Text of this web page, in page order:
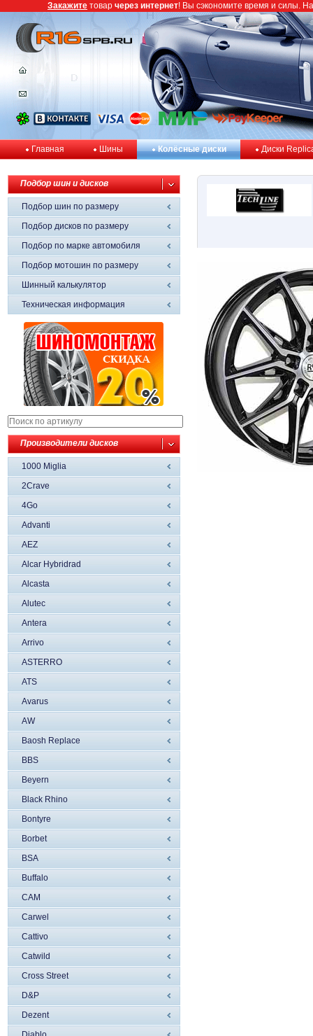
Главная Шины Колёсные диски Диски
Подбор шин и дисков
Подбор шин по размеру
Подбор дисков по размеру
Подбор по марке автомобиля
Подбор мотошин по размеру
Шинный калькулятор
Техническая информация
Производители дисков
1000 Miglia
2Crave
4Go
Advanti
AEZ
Alcar Hybridrad
Alcasta
Alutec
Antera
Arrivo
ASTERRO
ATS
Avarus
AW
Baosh Replace
BBS
Beyern
Black Rhino
Bontyre
Borbet
BSA
Buffalo
CAM
Carwel
Cattivo
Catwild
Cross Street
D&P
Dezent
Закажите товар через интернет! Вы сэкономите время и силы.